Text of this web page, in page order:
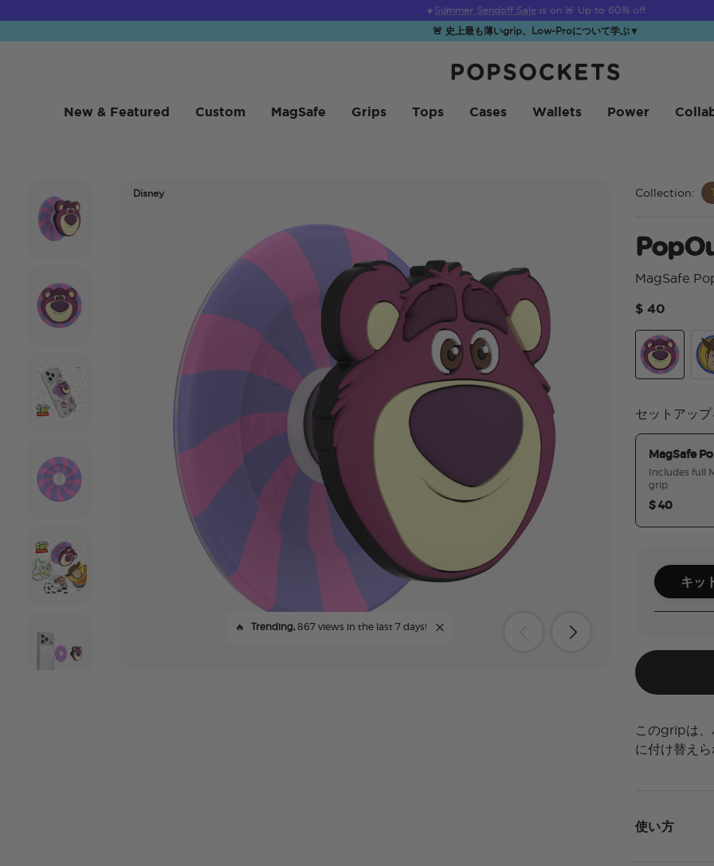
☀️Summer Sendoff Sale is on 🚨 Up to 60% off
🚨 史上最も薄いgrip、Low-Proについて学ぶ▼
New & Featured
Custom MagSafe Grips Tops Cases Wallets Power
Disney
🔥 Trending,867 views in the last 7 days!
Collection:
MagSafe
$ 40
セットアッ
MagSafe
Includes full
grip
$ 40
キッ
このgripは、
に付け替え
使い方